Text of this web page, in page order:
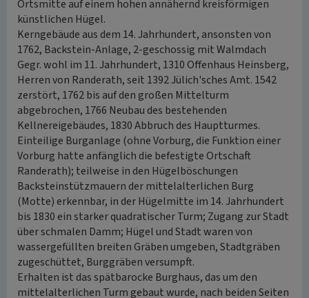
Ortsmitte auf einem hohen annähernd kreisförmigen
künstlichen Hügel.
Kerngebäude aus dem 14. Jahrhundert, ansonsten von
1762, Backstein-Anlage, 2-geschossig mit Walmdach
Gegr. wohl im 11. Jahrhundert, 1310 Offenhaus Heinsberg,
Herren von Randerath, seit 1392 Jülich'sches Amt. 1542
zerstört, 1762 bis auf den großen Mittelturm
abgebrochen, 1766 Neubau des bestehenden
Kellnereigebäudes, 1830 Abbruch des Hauptturmes.
Einteilige Burganlage (ohne Vorburg, die Funktion einer
Vorburg hatte anfänglich die befestigte Ortschaft
Randerath); teilweise in den Hügelböschungen
Backsteinstützmauern der mittelalterlichen Burg
(Motte) erkennbar, in der Hügelmitte im 14. Jahrhundert
bis 1830 ein starker quadratischer Turm; Zugang zur Stadt
über schmalen Damm; Hügel und Stadt waren von
wassergefüllten breiten Gräben umgeben, Stadtgräben
zugeschüttet, Burggräben versumpft.
Erhalten ist das spätbarocke Burghaus, das um den
mittelalterlichen Turm gebaut wurde, nach beiden Seiten